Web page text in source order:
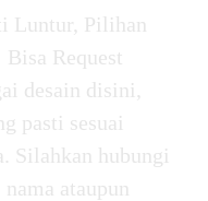
Luntur, Pilihan
Bisa Request
desain disini,
pasti sesuai
Silahkan hubungi
ataupun